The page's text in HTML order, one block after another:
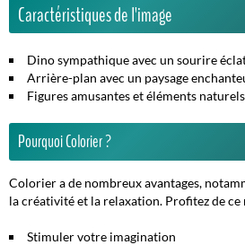
Caractéristiques de l'image
Dino sympathique avec un sourire
Arrière-plan avec un paysage
Figures amusantes et éléments naturels
Pourquoi Colorier ?
Colorier a de nombreux avantages,
la créativité et la relaxation. Profitez de
Stimuler votre imagination